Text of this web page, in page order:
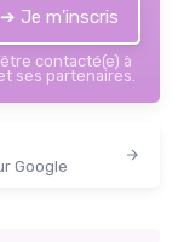
➔ Je m'inscris
contacté(e) à
ses partenaires.
Google